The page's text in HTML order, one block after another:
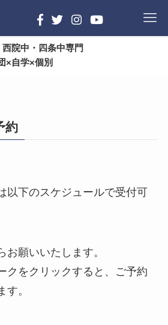
院中・四条中専門
×自学×個別
約
以下のスケジュールで受付可
お願いいたします。
クをクリックすると、ご予約
す。